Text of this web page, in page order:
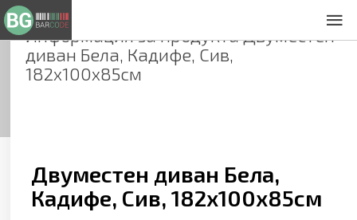
Информация за продуктаДвуместен
диван Бела, Кадифе, Сив,
182х100х85см
Двуместен диван Бела,
Кадифе, Сив, 182х100х85см
Общи условия
Декларация за проверителност